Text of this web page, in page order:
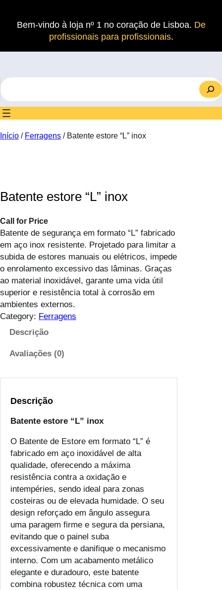
Bem-vindo à loja nº 1 no coração de Lisboa. De
profissionais para profissionais.
S
e
a
r
h
Início / Ferragens / Batente estore “L” inox
Batente estore “L” inox
Call for Price
Batente de segurança em formato “L” fabricado
em aço inox resistente. Projetado para limitar a
subida de estores manuais ou elétricos, impede
o enrolamento excessivo das lâminas. Graças
ao material inoxidável, garante uma vida útil
superior e resistência total à corrosão em
ambientes externos.
Category: Ferragens
Descrição
Avaliações (0)
Descrição
Batente estore “L” inox
O Batente de Estore em formato “L” é
fabricado em aço inoxidável de alta
qualidade, oferecendo a máxima
resistência contra a oxidação e
intempéries, sendo ideal para zonas
costeiras ou de elevada humidade. O seu
design reforçado em ângulo assegura
uma paragem firme e segura da persiana,
evitando que o painel suba
excessivamente e danifique o mecanismo
interno. Com um acabamento metálico
elegante e duradouro, este batente
combina robustez técnica com uma